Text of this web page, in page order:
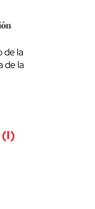
de la
de la
(I)